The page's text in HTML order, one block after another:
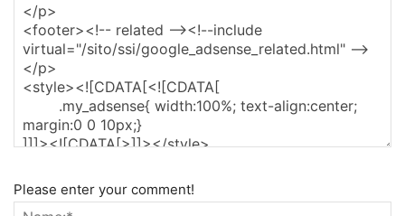
Please enter your comment!